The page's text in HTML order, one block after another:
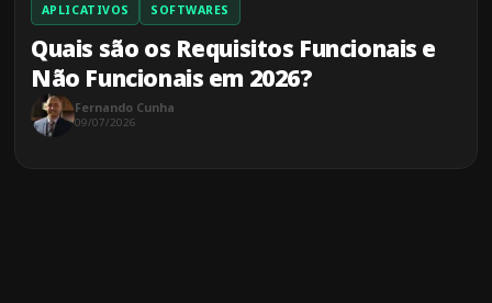
APLICATIVOS SOFTWARES
Quais são os Requisitos Funcionais e
Não Funcionais em 2026?
Fernando Cunha
09/07/2026